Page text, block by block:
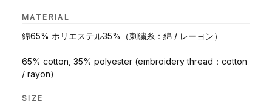
MATERIAL
綿65% ポリエステル35%（刺繍糸：綿 / レーヨン）
65% cotton, 35% polyester (embroidery thread：cotton
/ rayon)
SIZE